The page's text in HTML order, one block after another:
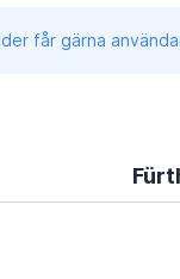
får gärna